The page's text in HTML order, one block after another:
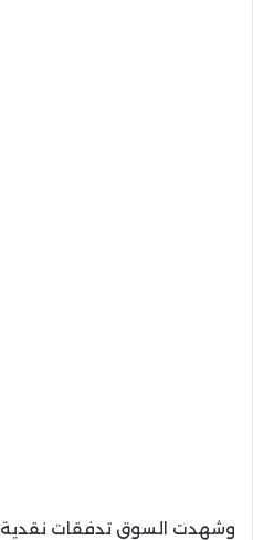
وشهدت السوق تدفقات